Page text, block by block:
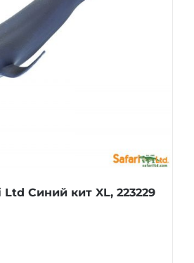
Синий кит XL, 223229